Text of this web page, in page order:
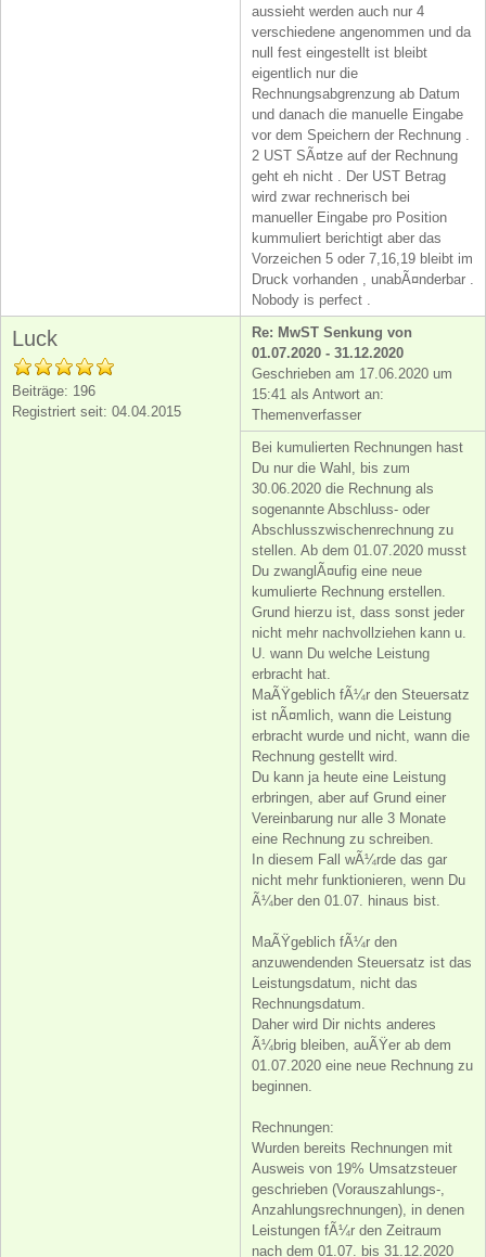
aussieht werden auch nur 4
verschiedene angenommen und da
null fest eingestellt ist bleibt
eigentlich nur die
Rechnungsabgrenzung ab Datum
und danach die manuelle Eingabe
vor dem Speichern der Rechnung .
2 UST SÃ¤tze auf der Rechnung
geht eh nicht . Der UST Betrag
wird zwar rechnerisch bei
manueller Eingabe pro Position
kummuliert berichtigt aber das
Vorzeichen 5 oder 7,16,19 bleibt im
Druck vorhanden , unabÃ¤nderbar .
Nobody is perfect .
Luck
Beiträge: 196
Registriert seit: 04.04.2015
Re: MwST Senkung von
01.07.2020 - 31.12.2020
Geschrieben am 17.06.2020 um
15:41 als Antwort an:
Themenverfasser
Bei kumulierten Rechnungen hast
Du nur die Wahl, bis zum
30.06.2020 die Rechnung als
sogenannte Abschluss- oder
Abschlusszwischenrechnung zu
stellen. Ab dem 01.07.2020 musst
Du zwanglÃ¤ufig eine neue
kumulierte Rechnung erstellen.
Grund hierzu ist, dass sonst jeder
nicht mehr nachvollziehen kann u.
U. wann Du welche Leistung
erbracht hat.
MaÃŸgeblich fÃ¼r den Steuersatz
ist nÃ¤mlich, wann die Leistung
erbracht wurde und nicht, wann die
Rechnung gestellt wird.
Du kann ja heute eine Leistung
erbringen, aber auf Grund einer
Vereinbarung nur alle 3 Monate
eine Rechnung zu schreiben.
In diesem Fall wÃ¼rde das gar
nicht mehr funktionieren, wenn Du
Ã¼ber den 01.07. hinaus bist.
MaÃŸgeblich fÃ¼r den
anzuwendenden Steuersatz ist das
Leistungsdatum, nicht das
Rechnungsdatum.
Daher wird Dir nichts anderes
Ã¼brig bleiben, auÃŸer ab dem
01.07.2020 eine neue Rechnung zu
beginnen.
Rechnungen:
Wurden bereits Rechnungen mit
Ausweis von 19% Umsatzsteuer
geschrieben (Vorauszahlungs-,
Anzahlungsrechnungen), in denen
Leistungen fÃ¼r den Zeitraum
nach dem 01.07. bis 31.12.2020